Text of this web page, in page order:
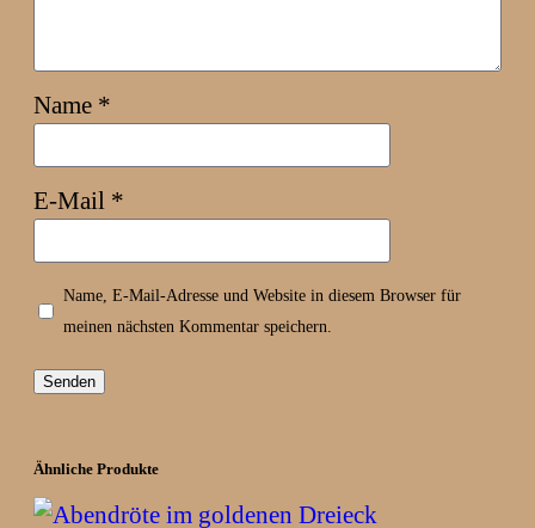
Name *
E-Mail *
Name, E-Mail-Adresse und Website in diesem Browser für
meinen nächsten Kommentar speichern.
Ähnliche Produkte